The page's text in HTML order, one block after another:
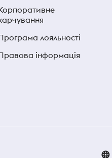
лояльності
інформація